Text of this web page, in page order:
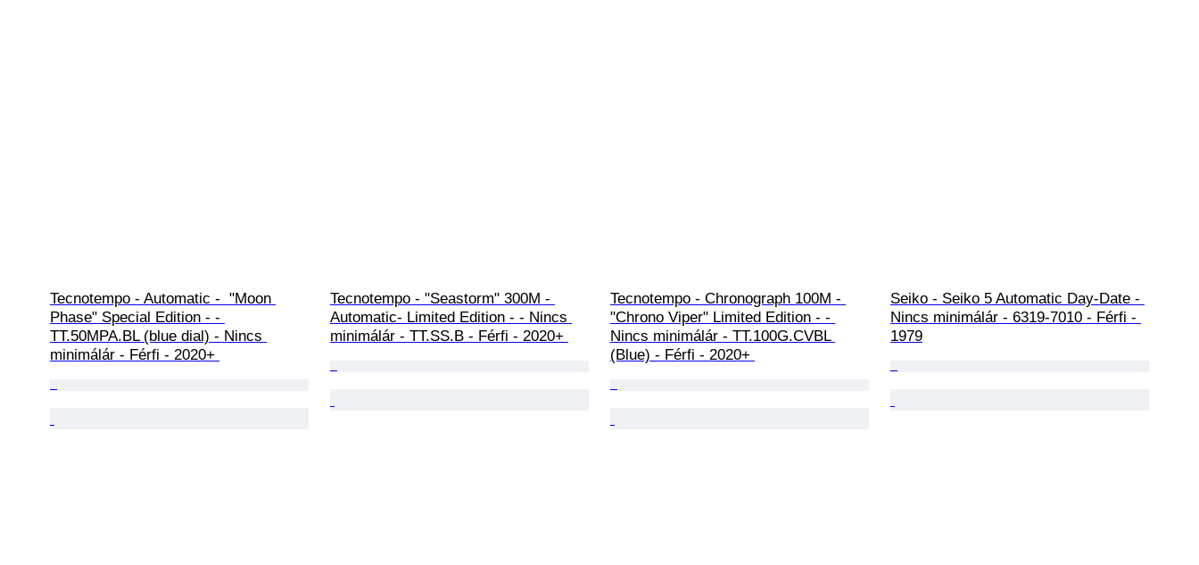
Tecnotempo - Automatic -  "Moon
Phase" Special Edition - -
TT.50MPA.BL (blue dial) - Nincs
minimálár - Férfi - 2020+
Tecnotempo - "Seastorm" 300M -
Automatic- Limited Edition - - Nincs
minimálár - TT.SS.B - Férfi - 2020+
Tecnotempo - Chronograph 100M -
"Chrono Viper" Limited Edition - -
Nincs minimálár - TT.100G.CVBL
(Blue) - Férfi - 2020+
Seiko - Seiko 5 Automatic Day-Date -
Nincs minimálár - 6319-7010 - Férfi -
1979